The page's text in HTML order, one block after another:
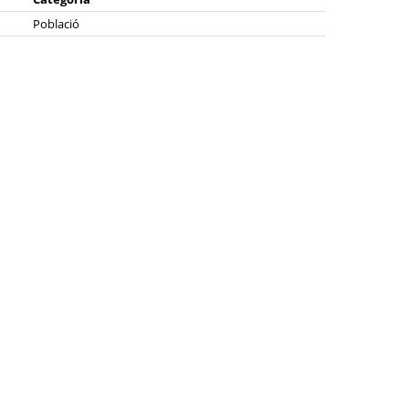
Població